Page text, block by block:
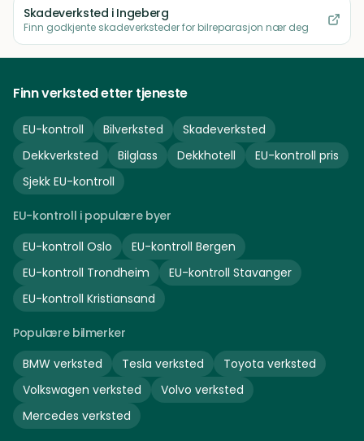
Skadeverksted i Ingeberg
Finn godkjente skadeverksteder for bilreparasjon nær deg
Finn verksted etter tjeneste
EU-kontroll Bilverksted
Skadeverksted
Dekkverksted
Bilglass Dekkhotell
EU-kontroll pris
Sjekk EU-kontroll
EU-kontroll i populære byer
EU-kontroll Oslo EU-kontroll Bergen
EU-kontroll Trondheim EU-kontroll Stavanger
EU-kontroll Kristiansand
Populære bilmerker
BMW verksted Tesla verksted Toyota verksted
Volkswagen verksted Volvo verksted
Mercedes verksted